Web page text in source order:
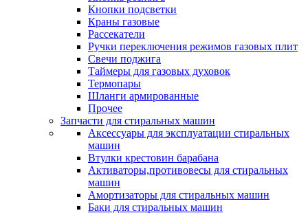
Кнопки подсветки
Краны газовые
Рассекатели
Ручки переключения режимов газовых плит
Свечи поджига
Таймеры для газовых духовок
Термопары
Шланги армированные
Прочее
Запчасти для стиральных машин
Аксессуары для эксплуатации стиральных
машин
Втулки крестовин барабана
Активаторы,противовесы для стиральных
машин
Амортизаторы для стиральных машин
Баки для стиральных машин